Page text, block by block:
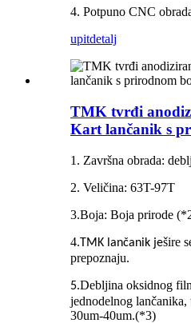
4. Potpuno CNC
upitdetalj
TMK tvrđi
Kart lančanik s
1. Završna obrada:
2. Veličina: 63T-97T
3.Boja: Boja prirode
4.TMK lančanik ješire
prepoznaju.
5.Debljina oksidnog
jednodelnog
30um-40um.(*3)